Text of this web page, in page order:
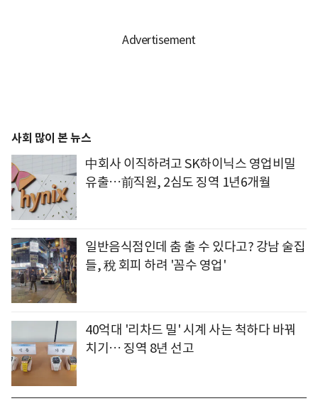
사회 많이 본 뉴스
中회사 이직하려고 SK하이닉스 영업비밀
유출…前직원, 2심도 징역 1년6개월
일반음식점인데 춤 출 수 있다고? 강남 술집
들, 稅 회피 하려 '꼼수 영업'
40억대 '리차드 밀' 시계 사는 척하다 바꿔
치기… 징역 8년 선고